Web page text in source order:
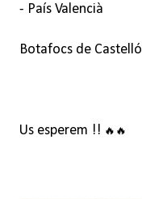
- País Valencià
Botafocs de Castelló
Us esperem !! 🔥 🔥